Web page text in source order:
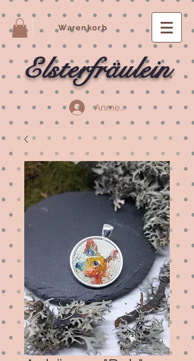
Warenkorb
Elsterfräulein
Anmelden